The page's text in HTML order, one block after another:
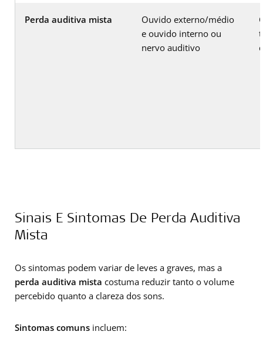
Perda auditiva mista
Ouvido externo/médio
e ouvido interno ou
nervo auditivo
Sinais E Sintomas De Perda Auditiva
Mista
Os sintomas podem variar de leves a graves, mas a
perda auditiva mista costuma reduzir tanto o volume
percebido quanto a clareza dos sons.
Sintomas comuns incluem: